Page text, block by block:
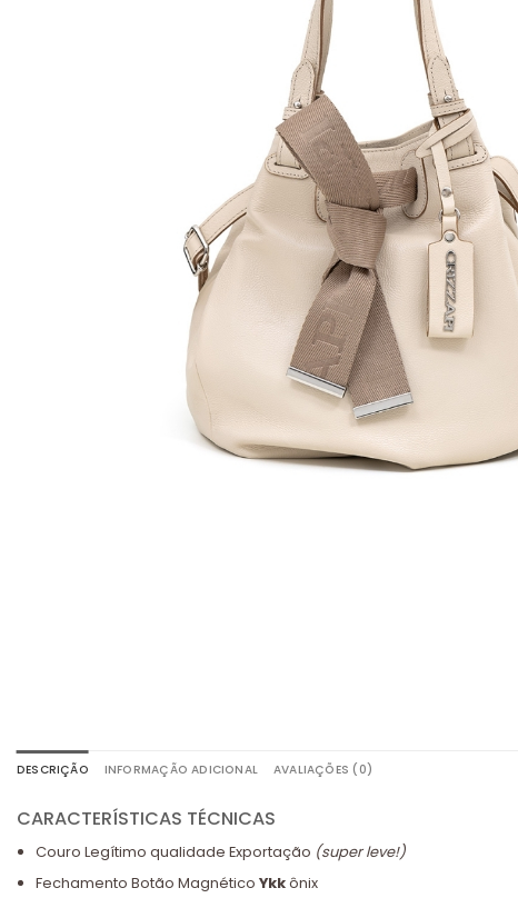
DESCRIÇÃO INFORMAÇÃO ADICIONAL AVALIAÇÕES (0)
CARACTERÍSTICAS TÉCNICAS
Couro Legítimo qualidade Exportação (super leve!)
Fechamento Botão Magnético Ykkônix